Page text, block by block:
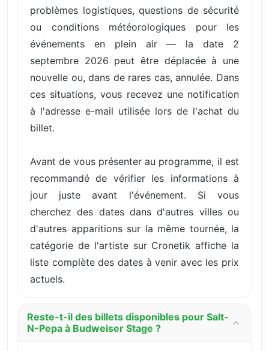
problèmes logistiques, questions de sécurité
ou conditions météorologiques pour les
événements en plein air — la date 2
septembre 2026 peut être déplacée à une
nouvelle ou, dans de rares cas, annulée. Dans
ces situations, vous recevez une notification
à l'adresse e-mail utilisée lors de l'achat du
billet.
Avant de vous présenter au programme, il est
recommandé de vérifier les informations à
jour juste avant l'événement. Si vous
cherchez des dates dans d'autres villes ou
d'autres apparitions sur la même tournée, la
catégorie de l'artiste sur Cronetik affiche la
liste complète des dates à venir avec les prix
actuels.
Reste-t-il des billets disponibles pour Salt-
N-Pepa à Budweiser Stage ?